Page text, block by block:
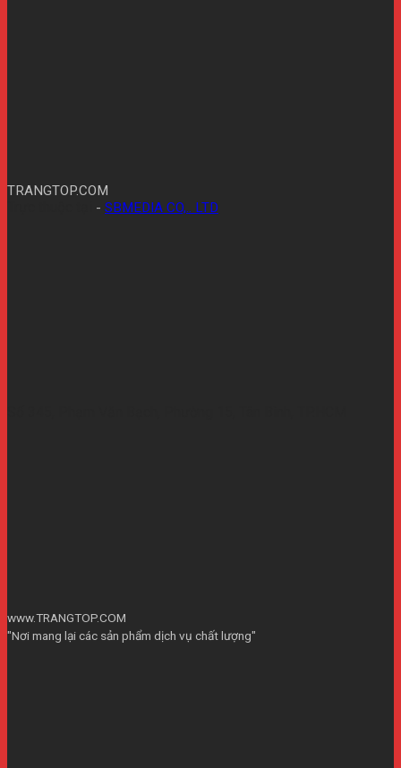
TRANGTOP.COM
- SBMEDIA CO,.. LTD
www.TRANGTOP.COM
"Nơi mang lại các sản phẩm dịch vụ chất lượng"